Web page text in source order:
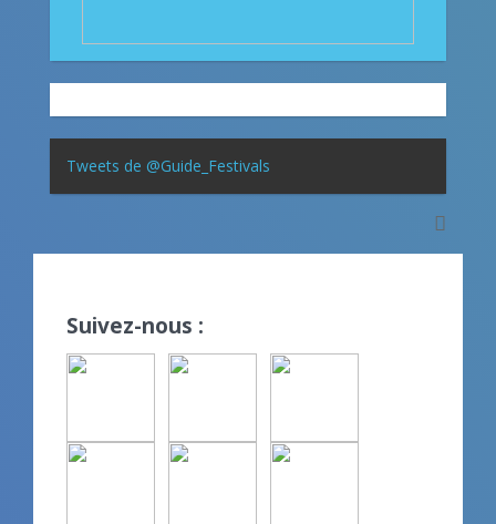
Tweets de @Guide_Festivals
Suivez-nous :